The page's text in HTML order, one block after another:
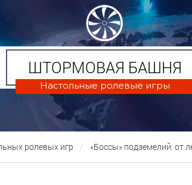
ШТОРМОВАЯ БАШНЯ
Настольные ролевые игры
ролевых игр «Боссы» подземелий: от